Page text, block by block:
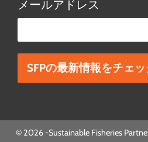
メールアドレス
© 2026 -Sustainable Fisheries